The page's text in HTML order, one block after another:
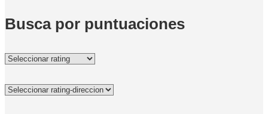
Busca por puntuaciones